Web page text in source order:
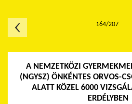
A NEMZETKÖZI
(NGYSZ) ÖNKÉNTES ORVOS-
ALATT KÖZEL 6000
ERDÉLYBEN
164/207